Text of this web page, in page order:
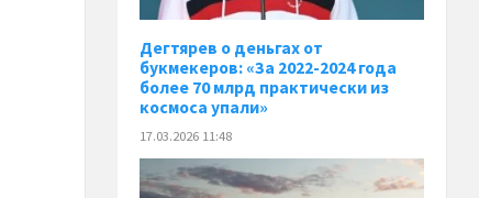
Дегтярев о деньгах от
букмекеров: «За 2022-2024 года
более 70 млрд практически из
космоса упали»
17.03.2026 11:48